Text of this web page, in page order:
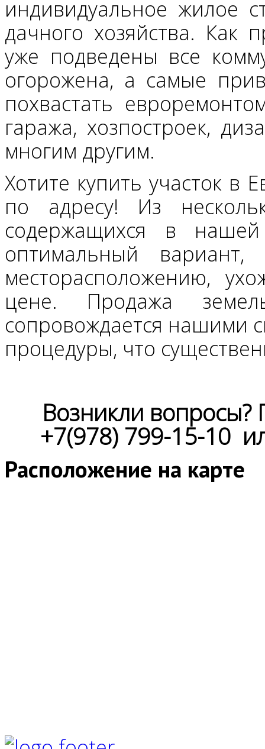
индивидуальное жилое
дачного хозяйства. Как
уже подведены все
огорожена, а самые
похвастать
гаража, хозпостроек,
многим другим.
Хотите купить участок в
по адресу! Из
содержащихся в
оптимальный
месторасположению,
цене. Продажа
сопровождается нашими
процедуры, что
Возникли
+7(978) 799-15-10
Расположение на карте